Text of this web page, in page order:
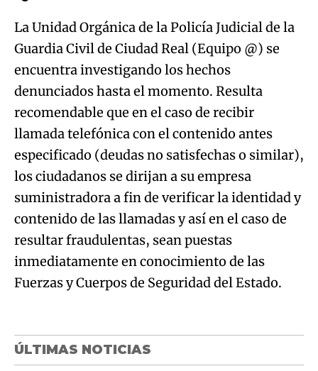
La Unidad Orgánica de la Policía Judicial de la
Guardia Civil de Ciudad Real (Equipo @) se
encuentra investigando los hechos
denunciados hasta el momento. Resulta
recomendable que en el caso de recibir
llamada telefónica con el contenido antes
especificado (deudas no satisfechas o similar),
los ciudadanos se dirijan a su empresa
suministradora a fin de verificar la identidad y
contenido de las llamadas y así en el caso de
resultar fraudulentas, sean puestas
inmediatamente en conocimiento de las
Fuerzas y Cuerpos de Seguridad del Estado.
ÚLTIMAS NOTICIAS